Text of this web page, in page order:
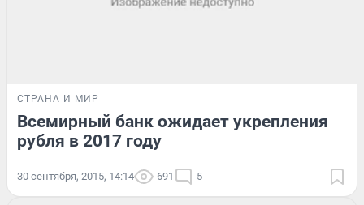
СТРАНА И МИР
Всемирный банк ожидает укрепления
рубля в 2017 году
30 сентября, 2015, 14:14 691 5